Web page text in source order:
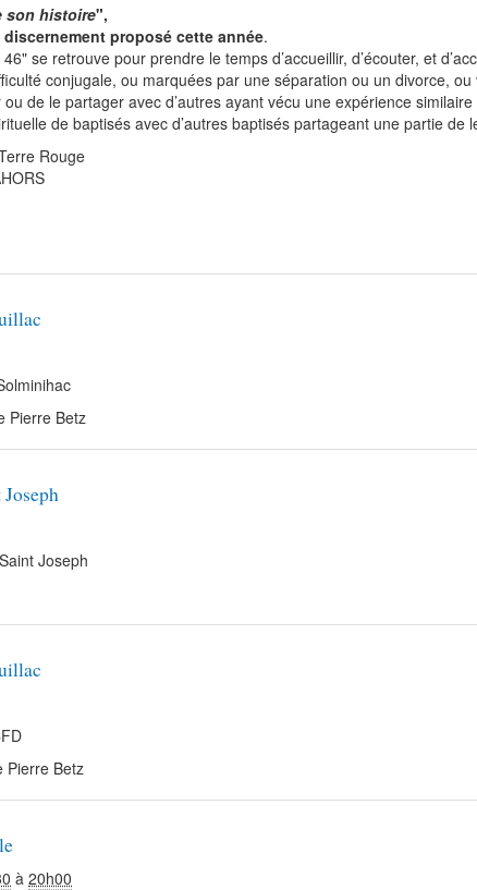
son histoire",
proposé cette année.
se retrouve pour prendre le temps d’accueillir, d’écouter, et
conjugale, ou marquées par une séparation ou un divorce,
de le partager avec d’autres ayant vécu une expérience
de baptisés avec d’autres baptisés partageant une partie de
Rouge
Pierre Betz
Joseph
Pierre Betz
à 20h00